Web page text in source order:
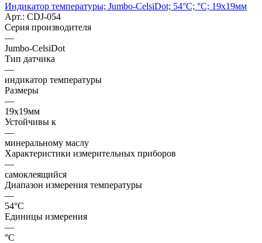
Индикатор температуры; Jumbo-CelsiDot; 54°C; °C; 19x19мм
Арт.: CDJ-054
Серия производителя
—
Jumbo-CelsiDot
Тип датчика
—
индикатор температуры
Размеры
—
19x19мм
Устойчивы к
—
минеральному маслу
Характеристики измерительных приборов
—
самоклеящийся
Диапазон измерения температуры
—
54°C
Единицы измерения
—
°C